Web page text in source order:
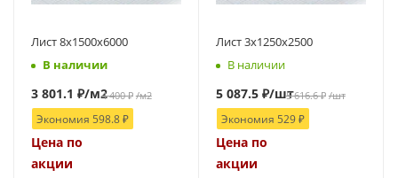
Лист 8х1500х6000
В наличии
4 400₽ /м2
3 801.1 ₽/м2
Экономия 598.8₽
Цена по
акции
Лист 3х1250х2500
В наличии
5 616.6₽ /шт
5 087.5 ₽/шт
Экономия 529₽
Цена по
акции